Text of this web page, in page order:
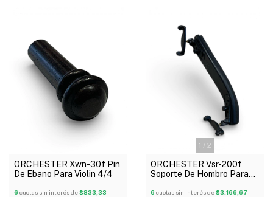
ORCHESTER Xwn-30f Pin
De Ebano Para Violin 4/4
6 cuotas sin interés de$833,33
1 / 2
ORCHESTER Vsr-200f
Soporte De Hombro Para
6 cuotas sin interés de$3.166,67